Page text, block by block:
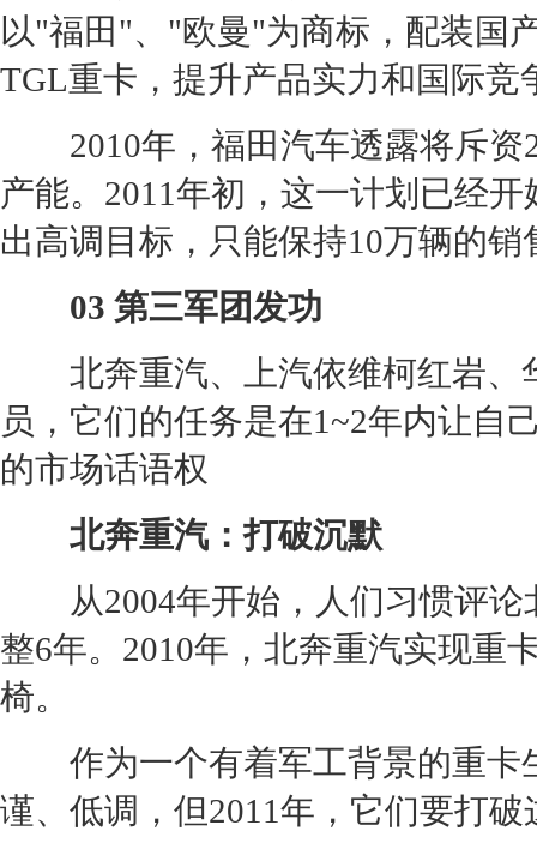
以"福田 "、"欧曼"为商标，配装国
TGL重卡，提升产品实力和国际竞
2010年， 福田汽车透露将斥资
产能。2011年初，这一计划已经
出高调目标，只能保持10万辆的销
03 第三军团发功
北奔重汽、上汽依维柯红岩、
员，它们的任务是在1~2年内让自
的市场话语权
北奔重汽：打破沉默
从2004年开始，人们习惯评论
整6年。2010年，北奔重汽实现重
椅。
作为一个有着军工背景的重卡
谨、低调，但2011年，它们要打破